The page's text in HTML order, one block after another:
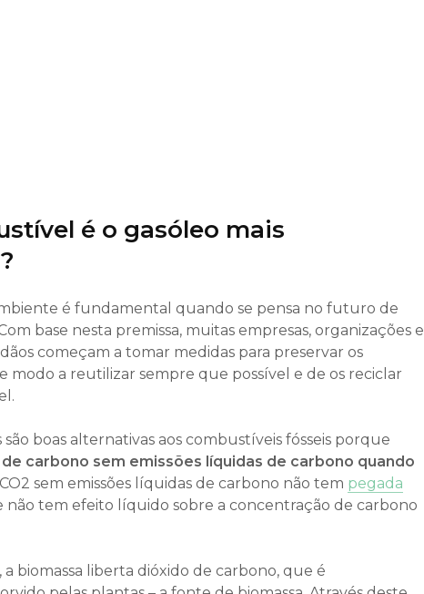
é o gasóleo mais
é fundamental quando se pensa no futuro de
base nesta premissa, muitas empresas, organizações e
começam a tomar medidas para preservar os
modo a reutilizar sempre que possível e de os reciclar
boas alternativas aos combustíveis fósseis porque
carbono sem emissões líquidas de carbono quando
sem emissões líquidas de carbono não tem pegada
não tem efeito líquido sobre a concentração de carbono
biomassa liberta dióxido de carbono, que é